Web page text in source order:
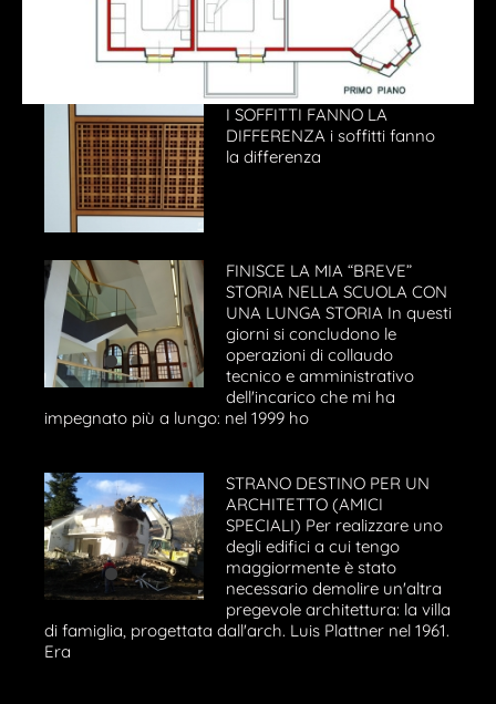
I SOFFITTI FANNO LA
DIFFERENZA i soffitti fanno
la differenza
FINISCE LA MIA “BREVE”
STORIA NELLA SCUOLA CON
UNA LUNGA STORIA In questi
giorni si concludono le
operazioni di collaudo
tecnico e amministrativo
dell'incarico che mi ha
impegnato più a lungo: nel 1999 ho
STRANO DESTINO PER UN
ARCHITETTO (AMICI
SPECIALI) Per realizzare uno
degli edifici a cui tengo
maggiormente è stato
necessario demolire un'altra
pregevole architettura: la villa
di famiglia, progettata dall'arch. Luis Plattner nel 1961.
Era